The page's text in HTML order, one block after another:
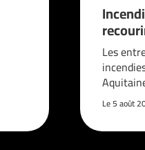
Les
Le 5 août